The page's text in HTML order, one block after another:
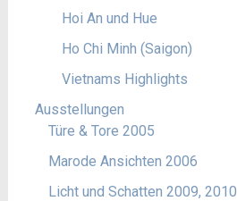
Hoi An und Hue
Ho Chi Minh (Saigon)
Vietnams Highlights
Ausstellungen
Türe & Tore 2005
Marode Ansichten 2006
Licht und Schatten 2009, 2010